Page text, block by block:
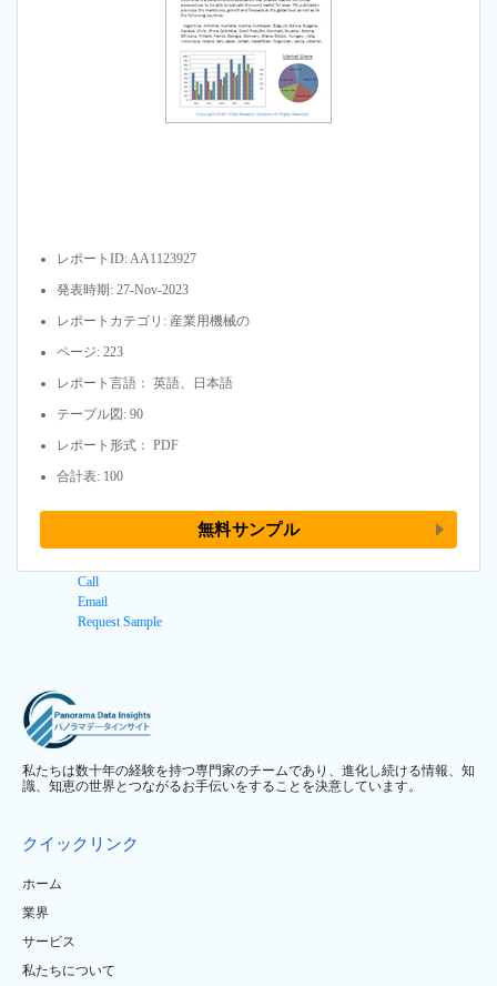
レポートID: AA1123927
発表時期: 27-Nov-2023
レポートカテゴリ: 産業用機械の
ページ: 223
レポート言語： 英語、日本語
テーブル図: 90
レポート形式： PDF
合計表: 100
無料サンプル
Call
Email
Request Sample
私たちは数十年の経験を持つ専門家のチームであり、進化し続ける情報、知
識、知恵の世界とつながるお手伝いをすることを決意しています。
クイックリンク
ホーム
業界
サービス
私たちについて